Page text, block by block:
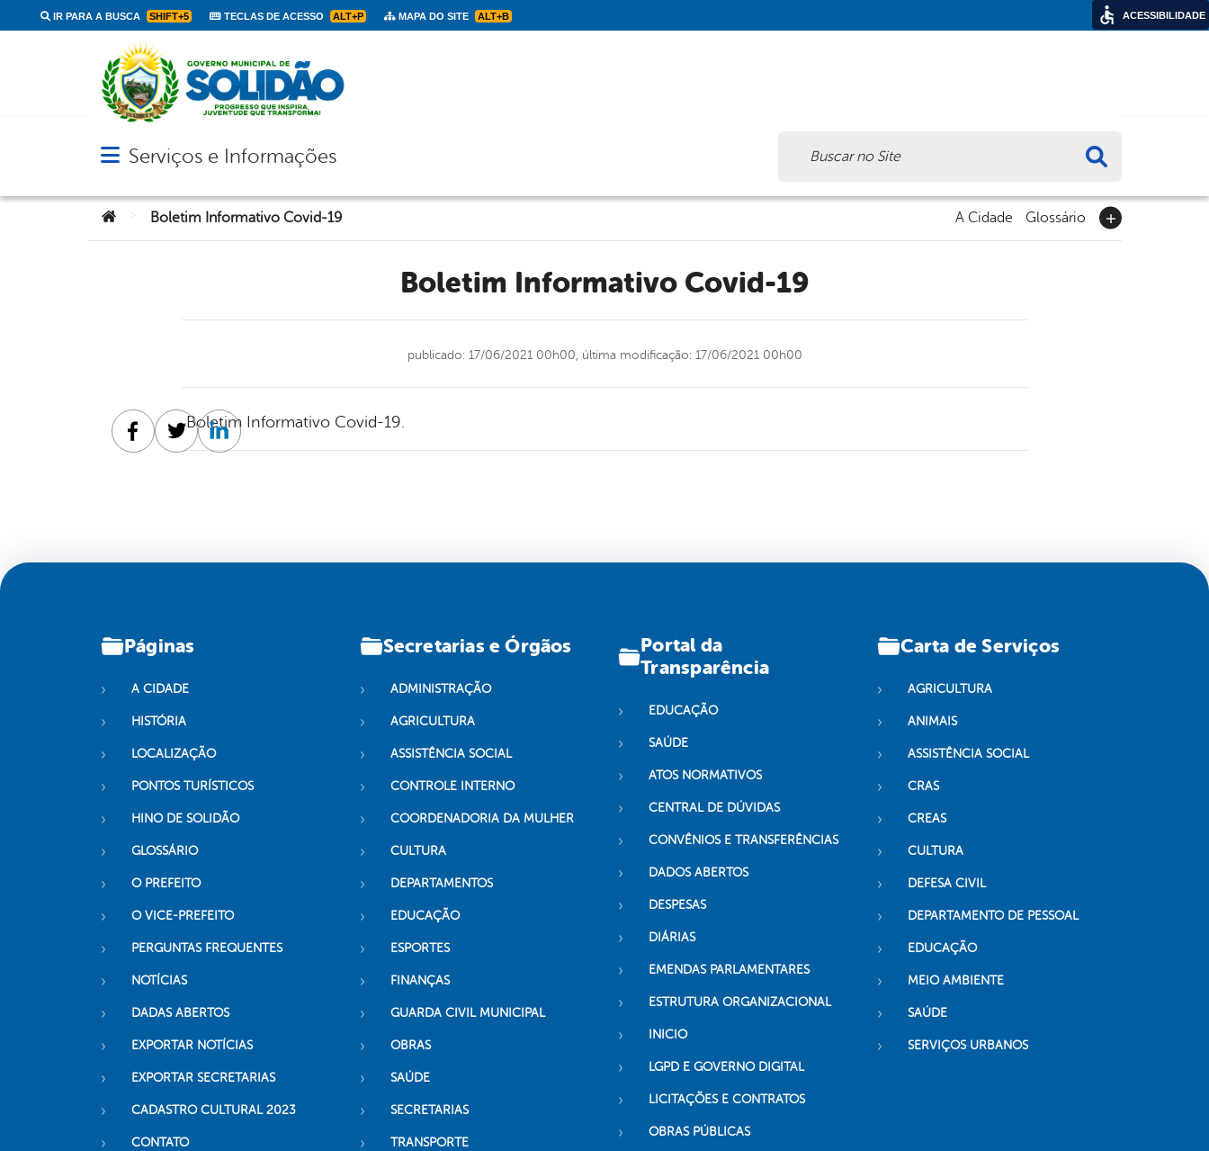
IR PARA A BUSCA SHIFT+5 TECLAS DE ACESSO ALT+P MAPA DO SITE ALT+B
Abrir menu principal de navegação
Serviços e Informações
Você está aqui:Boletim Informativo Covid-19 A Cidade Glossário
Boletim Informativo Covid-19
publicado: 17/06/2021 00h00, última modificação: 17/06/2021 00h00
Boletim Informativo Covid-19.
Facebook
TwitterLinkedin
Páginas
A CIDADE
HISTÓRIA
LOCALIZAÇÃO
PONTOS TURÍSTICOS
HINO DE SOLIDÃO
GLOSSÁRIO
O PREFEITO
O VICE-PREFEITO
PERGUNTAS FREQUENTES
NOTÍCIAS
DADAS ABERTOS
EXPORTAR NOTÍCIAS
EXPORTAR SECRETARIAS
CADASTRO CULTURAL 2023
CONTATO
Secretarias e Órgãos
ADMINISTRAÇÃO
AGRICULTURA
ASSISTÊNCIA SOCIAL
CONTROLE INTERNO
COORDENADORIA DA MULHER
CULTURA
DEPARTAMENTOS
EDUCAÇÃO
ESPORTES
FINANÇAS
GUARDA CIVIL MUNICIPAL
OBRAS
SAÚDE
SECRETARIAS
TRANSPORTE
Portal da
Transparência
EDUCAÇÃO
SAÚDE
ATOS NORMATIVOS
CENTRAL DE DÚVIDAS
CONVÊNIOS E TRANSFERÊNCIAS
DADOS ABERTOS
DESPESAS
DIÁRIAS
EMENDAS PARLAMENTARES
ESTRUTURA ORGANIZACIONAL
INICIO
LGPD E GOVERNO DIGITAL
LICITAÇÕES E CONTRATOS
OBRAS PÚBLICAS
Carta de Serviços
AGRICULTURA
ANIMAIS
ASSISTÊNCIA SOCIAL
CRAS
CREAS
CULTURA
DEFESA CIVIL
DEPARTAMENTO DE PESSOAL
EDUCAÇÃO
MEIO AMBIENTE
SAÚDE
SERVIÇOS URBANOS
ACESSIBILIDADE